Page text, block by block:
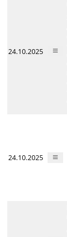
24.10.2025
24.10.2025